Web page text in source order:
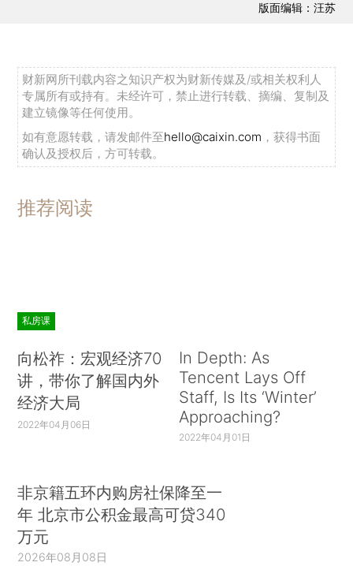
版面编辑：汪苏
财新网所刊载内容之知识产权为财新传媒及/或相关权利人
专属所有或持有。未经许可，禁止进行转载、摘编、复制及
建立镜像等任何使用。
如有意愿转载，请发邮件至hello@caixin.com ，获得书面
确认及授权后，方可转载。
推荐阅读
私房课
向松祚：宏观经济70
讲，带你了解国内外
经济大局
2022年04月06日
In Depth: As
Tencent Lays Off
Staff, Is Its ‘Winter’
Approaching?
2022年04月01日
非京籍五环内购房社保降至一
年 北京市公积金最高可贷340
万元
2026年08月08日